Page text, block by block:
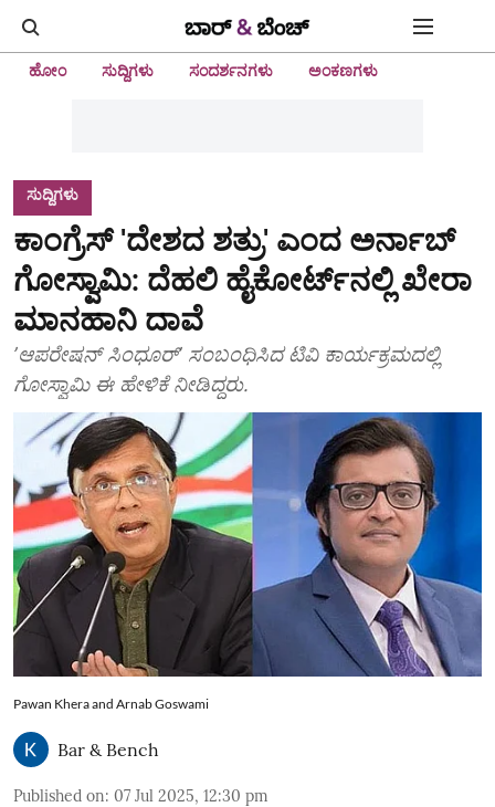
ಹೋಂ ಸುದ್ದಿಗಳು ಸಂದರ್ಶನಗಳು ಅಂಕಣಗಳು
ಸುದ್ದಿಗಳು
ಕಾಂಗ್ರೆಸ್ 'ದೇಶದ ಶತ್ರು' ಎಂದ ಅರ್ನಾಬ್
ಗೋಸ್ವಾಮಿ: ದೆಹಲಿ ಹೈಕೋರ್ಟ್‌ನಲ್ಲಿ ಖೇರಾ
ಮಾನಹಾನಿ ದಾವೆ
ʼಆಪರೇಷನ್ ಸಿಂಧೂರ್‌ʼ ಸಂಬಂಧಿಸಿದ ಟಿವಿ ಕಾರ್ಯಕ್ರಮದಲ್ಲಿ
ಗೋಸ್ವಾಮಿ ಈ ಹೇಳಿಕೆ ನೀಡಿದ್ದರು.
Pawan Khera and Arnab Goswami
Bar & Bench
Published on: 07 Jul 2025, 12:30 pm